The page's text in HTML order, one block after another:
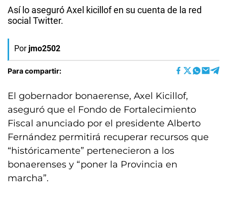
Así lo aseguró Axel kicillof en su cuenta de la red
social Twitter.
Por jmo2502
Para compartir:
El gobernador bonaerense, Axel Kicillof,
aseguró que el Fondo de Fortalecimiento
Fiscal anunciado por el presidente Alberto
Fernández permitirá recuperar recursos que
“históricamente” pertenecieron a los
bonaerenses y “poner la Provincia en
marcha”.